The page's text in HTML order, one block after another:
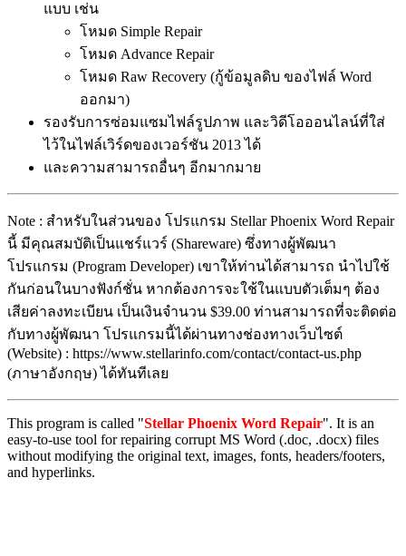
แบบ เช่น
โหมด Simple Repair
โหมด Advance Repair
โหมด Raw Recovery (กู้ข้อมูลดิบ ของไฟล์ Word
ออกมา)
รองรับการซ่อมแซมไฟล์รูปภาพ และวิดีโอออนไลน์ที่ใส่
ไว้ในไฟล์เวิร์ดของเวอร์ชัน 2013 ได้
และความสามารถอื่นๆ อีกมากมาย
Note : สำหรับในส่วนของ โปรแกรม Stellar Phoenix Word Repair
นี้ มีคุณสมบัติเป็นแชร์แวร์ (Shareware) ซึ่งทางผู้พัฒนา
โปรแกรม (Program Developer) เขาให้ท่านได้สามารถ นำไปใช้
กันก่อนในบางฟังก์ชั่น หากต้องการจะใช้ในแบบตัวเต็มๆ ต้อง
เสียค่าลงทะเบียน เป็นเงินจำนวน $39.00 ท่านสามารถที่จะติดต่อ
กับทางผู้พัฒนา โปรแกรมนี้ได้ผ่านทางช่องทางเว็บไซต์
(Website) : https://www.stellarinfo.com/contact/contact-us.php
(ภาษาอังกฤษ) ได้ทันทีเลย
This program is called "Stellar Phoenix Word Repair". It is an
easy-to-use tool for repairing corrupt MS Word (.doc, .docx) files
without modifying the original text, images, fonts, headers/footers,
and hyperlinks.